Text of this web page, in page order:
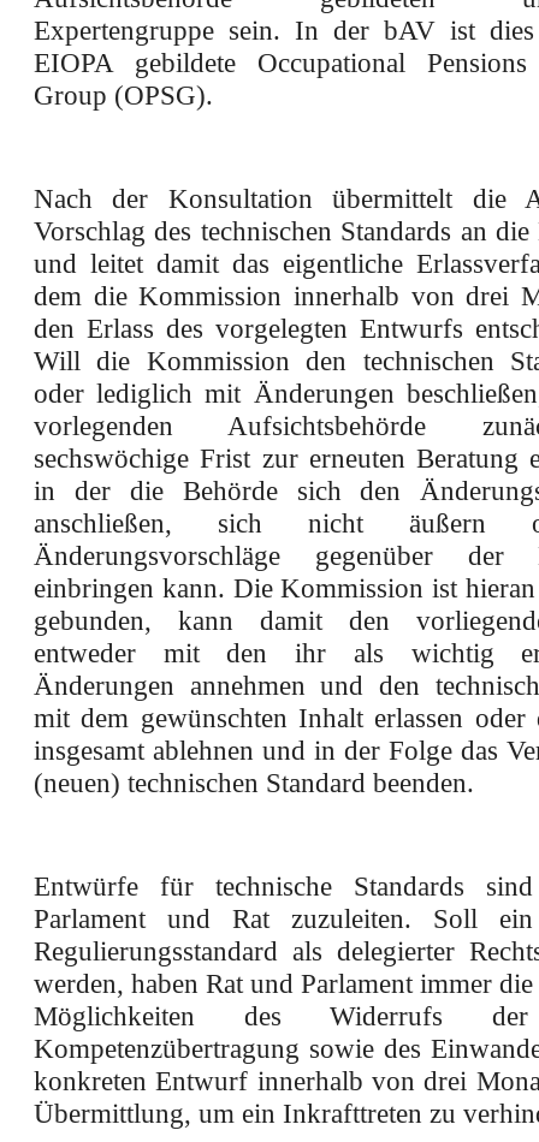
Expertengruppe sein. In der bAV ist
EIOPA gebildete Occupational Pensions
Group (OPSG).
Nach der Konsultation übermittelt die
Vorschlag des technischen Standards an
und leitet damit das eigentliche
dem die Kommission innerhalb von drei
den Erlass des vorgelegten Entwurfs
Will die Kommission den technischen
oder lediglich mit Änderungen
vorlegenden Aufsichtsbehörde
sechswöchige Frist zur erneuten Beratung
in der die Behörde sich den
anschließen, sich nicht äußern
Änderungsvorschläge gegenüber der
einbringen kann. Die Kommission ist
gebunden, kann damit den
entweder mit den ihr als wichtig
Änderungen annehmen und den
mit dem gewünschten Inhalt erlassen
insgesamt ablehnen und in der Folge das
(neuen) technischen Standard beenden.
Entwürfe für technische Standards
Parlament und Rat zuzuleiten. Soll ein
Regulierungsstandard als delegierter
werden, haben Rat und Parlament immer
Möglichkeiten des Widerrufs der
Kompetenzübertragung sowie des
konkreten Entwurf innerhalb von drei
Übermittlung, um ein Inkrafttreten zu